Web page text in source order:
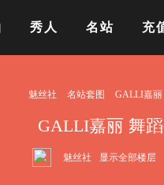
秀人 名站 充
魅丝社 名站套图 GALLI嘉丽
GALLI嘉丽 舞
魅丝社 显示全部楼层